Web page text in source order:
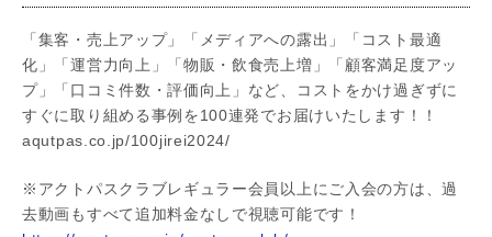
「集客・売上アップ」「メディアへの露出」「コスト最適
化」「運営力向上」「物販・飲食売上増」「顧客満足度アッ
プ」「口コミ件数・評価向上」など、コストをかけ過ぎずに
すぐに取り組める事例を100連発でお届けいたします！！
aqutpas.co.jp/100jirei2024/
※アクトパスクラブレギュラー会員以上にご入会の方は、過
去動画もすべて追加料金なしで視聴可能です！